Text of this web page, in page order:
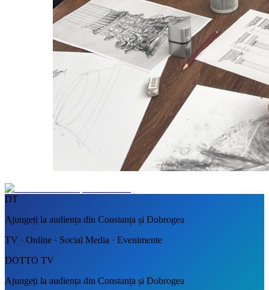
DT
Ajungeți la audiența din Constanța și Dobrogea
TV · Online · Social Media · Evenimente
DOTTO TV
Ajungeți la audiența din Constanța și Dobrogea